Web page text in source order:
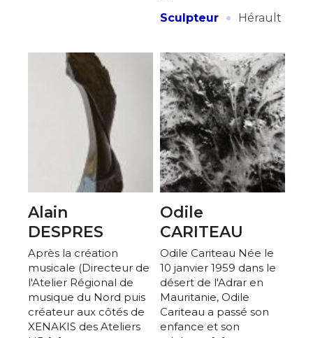
Sculpteur · Hérault
Alain
DESPRES
Après la création
musicale (Directeur de
l'Atelier Régional de
musique du Nord puis
créateur aux côtés de
XENAKIS des Ateliers
Odile
CARITEAU
Odile Cariteau Née le
10 janvier 1959 dans le
désert de l'Adrar en
Mauritanie, Odile
Cariteau a passé son
enfance et son